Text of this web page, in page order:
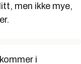
men ikke mye,
i